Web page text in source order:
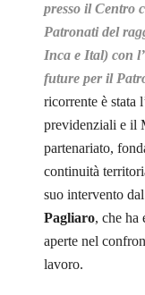
presso il Centro
Patronati del
Inca e Ital) con
future per il
ricorrente è stata
previdenziali e il
partenariato,
continuità
suo intervento
Pagliaro, che ha
aperte nel
lavoro.